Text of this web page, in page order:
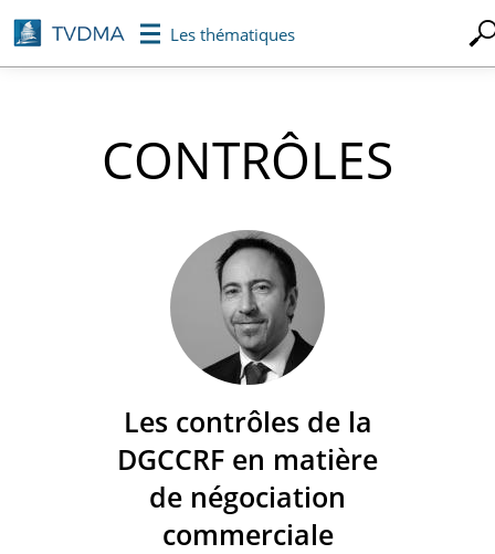
Aller
au
contenu
Les thématiques
CONTRÔLES
Les contrôles de la
DGCCRF en matière
de négociation
commerciale